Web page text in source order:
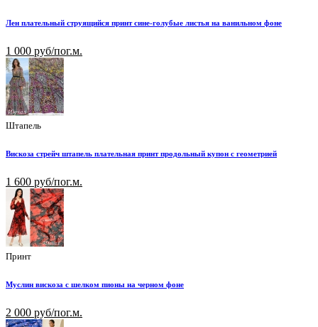
Лен плательный струящийся принт сине-голубые листья на ванильном фоне
1 000 руб/пог.м.
Штапель
Вискоза стрейч штапель плательная принт продольный купон с геометрией
1 600 руб/пог.м.
Принт
Муслин вискоза с шелком пионы на черном фоне
2 000 руб/пог.м.